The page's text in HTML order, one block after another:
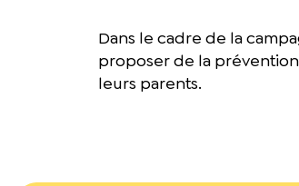
Dans le cadre de la
proposer de la prévention
leurs parents.